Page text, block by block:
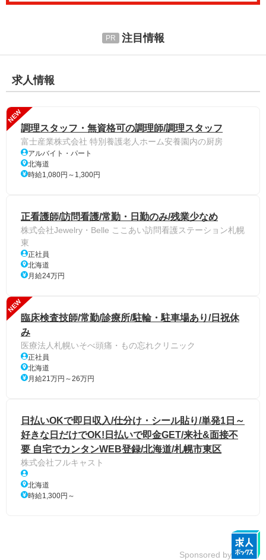
注目情報
求人情報
NEW
調理スタッフ・無資格可の調理師/調理スタッフ
富士産業株式会社 特別養護老人ホーム安養園内の厨房
アルバイト・パート
北海道
時給1,080円～1,300円
正看護師/訪問看護/常勤・日勤のみ/残業少なめ
株式会社Jewelry・Belle ここあい訪問看護ステーション札幌
東
正社員
北海道
月給24万円
NEW
臨床検査技師/常勤/診療所/駐輪・駐車場あり/日祝休
み
医療法人札幌いそべ頭痛・もの忘れクリニック
正社員
北海道
月給21万円～26万円
日払いOKで即日収入/仕分け・シール貼り/単発1日～
好きな日だけでOK!日払いで即金GET/来社&面接不
要 自宅でカンタンWEB登録/北海道/札幌市東区
株式会社フルキャスト
北海道
時給1,300円～
Sponsored by